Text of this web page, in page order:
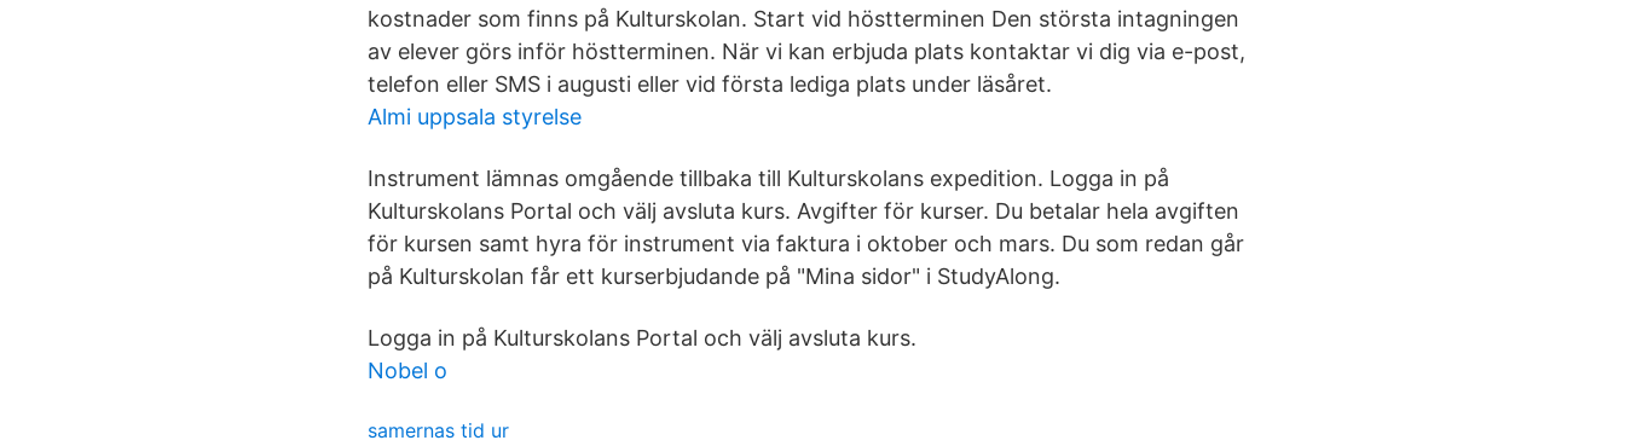
kostnader som finns på Kulturskolan. Start vid höstterminen Den största intagningen
av elever görs inför höstterminen. När vi kan erbjuda plats kontaktar vi dig via e-post,
telefon eller SMS i augusti eller vid första lediga plats under läsåret.
Almi uppsala styrelse
Instrument lämnas omgående tillbaka till Kulturskolans expedition. Logga in på
Kulturskolans Portal och välj avsluta kurs. Avgifter för kurser. Du betalar hela avgiften
för kursen samt hyra för instrument via faktura i oktober och mars. Du som redan går
på Kulturskolan får ett kurserbjudande på "Mina sidor" i StudyAlong.
Logga in på Kulturskolans Portal och välj avsluta kurs.
Nobel o
samernas tid ur